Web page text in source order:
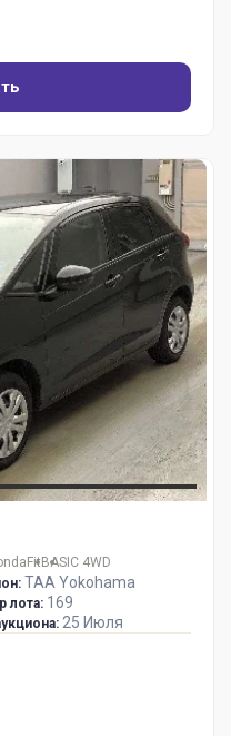
Fit BASIC 4WD
TAA Yokohama
лота: 169
25 Июля